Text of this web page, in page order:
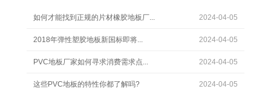
2024-04-05
如何才能找到正规的片材橡胶地板厂...
2024-04-05
2018年弹性塑胶地板新国标即将...
2024-04-05
PVC地板厂家如何寻求消费需求点...
2024-04-05
这些PVC地板的特性你都了解吗?